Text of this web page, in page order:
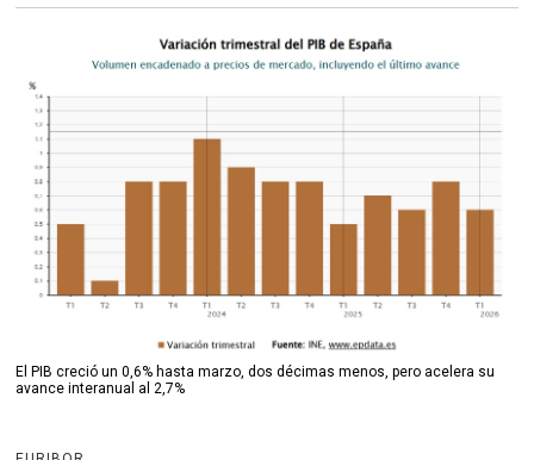
El PIB creció un 0,6% hasta marzo, dos décimas menos, pero acelera su
avance interanual al 2,7%